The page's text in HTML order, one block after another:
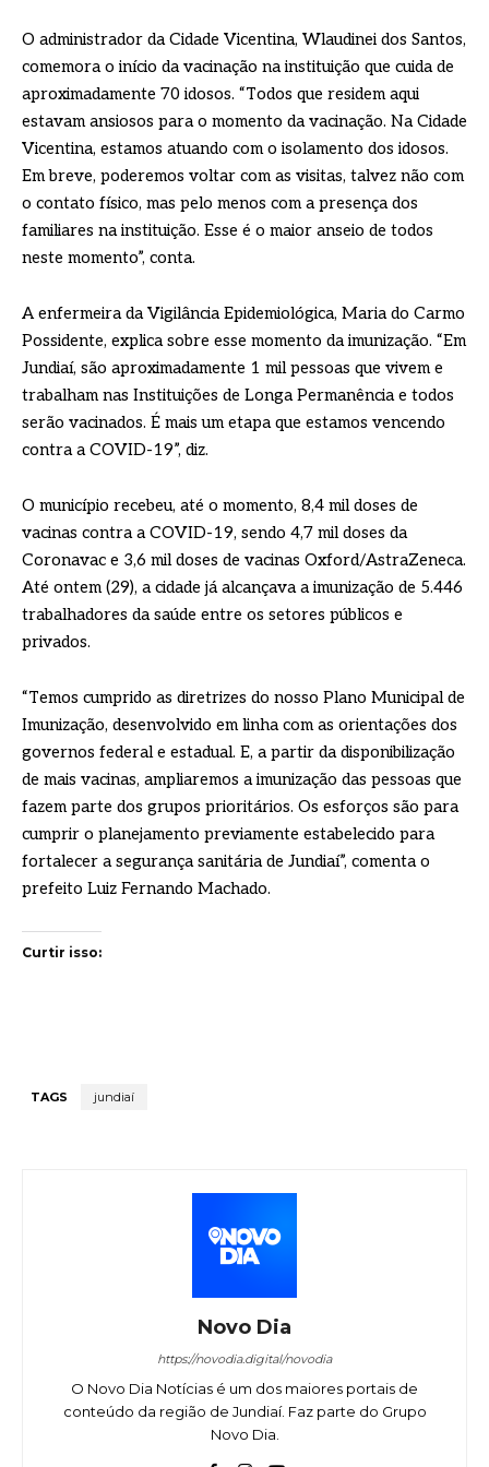
O administrador da Cidade Vicentina, Wlaudinei dos Santos,
comemora o início da vacinação na instituição que cuida de
aproximadamente 70 idosos. “Todos que residem aqui
estavam ansiosos para o momento da vacinação. Na Cidade
Vicentina, estamos atuando com o isolamento dos idosos.
Em breve, poderemos voltar com as visitas, talvez não com
o contato físico, mas pelo menos com a presença dos
familiares na instituição. Esse é o maior anseio de todos
neste momento”, conta.
A enfermeira da Vigilância Epidemiológica, Maria do Carmo
Possidente, explica sobre esse momento da imunização. “Em
Jundiaí, são aproximadamente 1 mil pessoas que vivem e
trabalham nas Instituições de Longa Permanência e todos
serão vacinados. É mais um etapa que estamos vencendo
contra a COVID-19”, diz.
O município recebeu, até o momento, 8,4 mil doses de
vacinas contra a COVID-19, sendo 4,7 mil doses da
Coronavac e 3,6 mil doses de vacinas Oxford/AstraZeneca.
Até ontem (29), a cidade já alcançava a imunização de 5.446
trabalhadores da saúde entre os setores públicos e
privados.
“Temos cumprido as diretrizes do nosso Plano Municipal de
Imunização, desenvolvido em linha com as orientações dos
governos federal e estadual. E, a partir da disponibilização
de mais vacinas, ampliaremos a imunização das pessoas que
fazem parte dos grupos prioritários. Os esforços são para
cumprir o planejamento previamente estabelecido para
fortalecer a segurança sanitária de Jundiaí”, comenta o
prefeito Luiz Fernando Machado.
Curtir isso:
TAGS jundiaí
Novo Dia
https://novodia.digital/novodia
O Novo Dia Notícias é um dos maiores portais de
conteúdo da região de Jundiaí. Faz parte do Grupo
Novo Dia.